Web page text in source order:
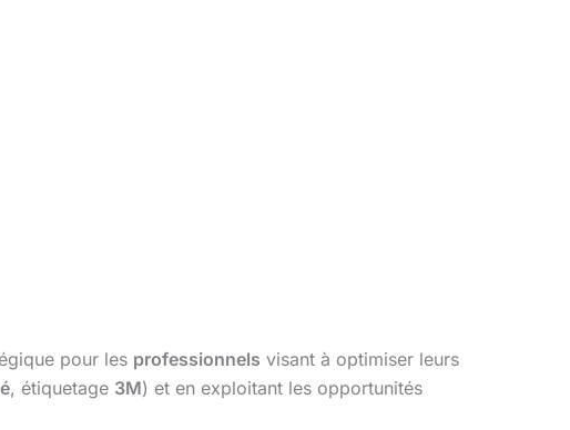
pour les professionnels visant à optimiser leurs
, étiquetage 3M) et en exploitant les opportunités